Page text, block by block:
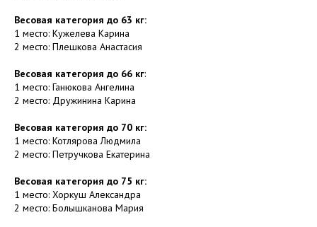
Весовая категория до 63 кг:
1 место: Кужелева Карина
2 место: Плешкова Анастасия
Весовая категория до 66 кг:
1 место: Ганюкова Ангелина
2 место: Дружинина Карина
Весовая категория до 70 кг:
1 место: Котлярова Людмила
2 место: Петручкова Екатерина
Весовая категория до 75 кг:
1 место: Хоркуш Александра
2 место: Болышканова Мария